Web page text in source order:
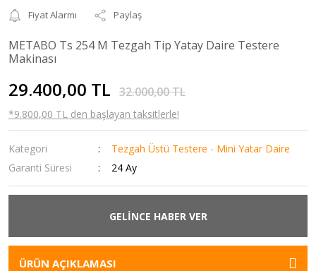
Fiyat Alarmı
Paylaş
METABO Ts 254 M Tezgah Tip Yatay Daire Testere
Makinası
29.400,00 TL 32.000,00 TL
*9.800,00 TL den başlayan taksitlerle!
Kategori
Tezgah Üstü Testere - Mini Yatar Daire
Garanti Süresi
24 Ay
GELİNCE HABER VER
ÜRÜN AÇIKLAMASI